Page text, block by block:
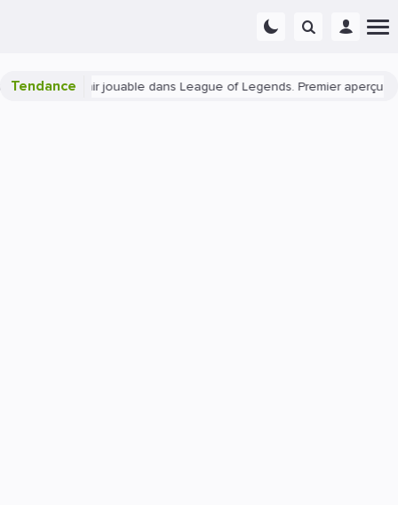
Tendance
» va devenir jouable dans League of Legends. Premier aperçu du